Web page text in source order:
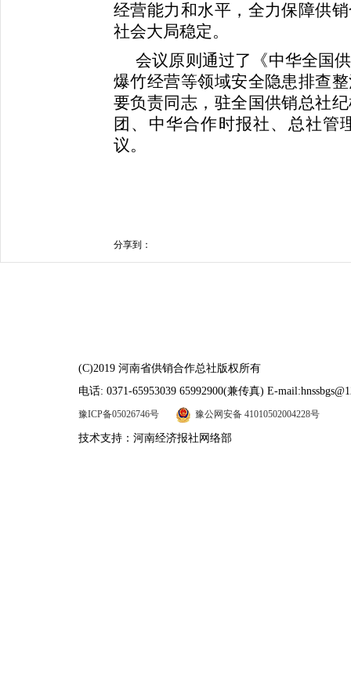
经营能力和水平，全力保障供
社会大局稳定。
会议原则通过了《中华全国
爆竹经营等领域安全隐患排查
要负责同志，驻全国供销总社
团、中华合作时报社、总社管
议。
分享到：
(C)2019 河南省供销合作总社版权所有
电话: 0371-65953039 65992900(兼传真) E-
豫ICP备05026746号 豫公网安备 41010502004228号
技术支持：河南经济报社网络部